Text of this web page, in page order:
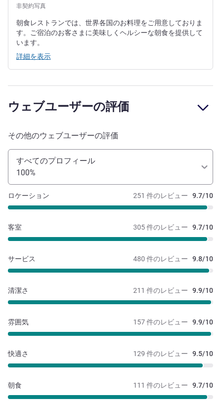
非契約写真
朝食レストランでは、世界各国のお料理をご用意しておりま
す。ご宿泊のお客さまに美味しくヘルシーな朝食を提供して
います。
詳細を表示
ウェブユーザーの評価
その他のウェブユーザーの評価
すべてのプロフィール
100%
251 件のレビュー 9.7/10
ロケーション
305 件のレビュー 9.7/10
客室
480 件のレビュー 9.8/10
サービス
211 件のレビュー 9.9/10
清潔さ
157 件のレビュー 9.9/10
雰囲気
129 件のレビュー 9.5/10
快適さ
111 件のレビュー 9.7/10
朝食